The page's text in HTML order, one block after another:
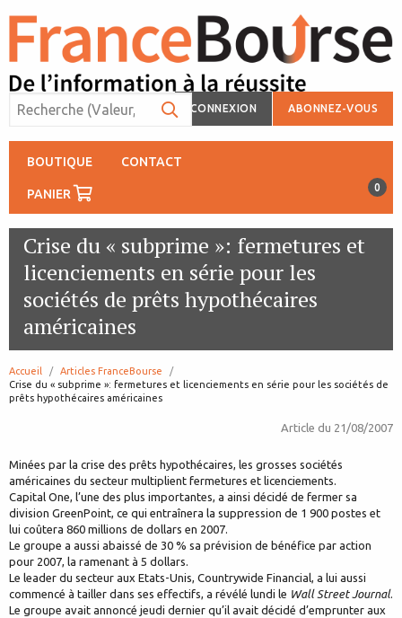
CONNEXION ABONNEZ-VOUS
BOUTIQUE CONTACT
PANIER 0
Crise du « subprime »: fermetures et
licenciements en série pour les
sociétés de prêts hypothécaires
américaines
Accueil
Articles FranceBourse
page:
Crise du « subprime »: fermetures et licenciements en série pour les sociétés de
prêts hypothécaires américaines
Article du 21/08/2007
Minées par la crise des prêts hypothécaires, les grosses sociétés
américaines du secteur multiplient fermetures et licenciements.
Capital One, l’une des plus importantes, a ainsi décidé de fermer sa
division GreenPoint, ce qui entraînera la suppression de 1 900 postes et
lui coûtera 860 millions de dollars en 2007.
Le groupe a aussi abaissé de 30 % sa prévision de bénéfice par action
pour 2007, la ramenant à 5 dollars.
Le leader du secteur aux Etats-Unis, Countrywide Financial, a lui aussi
commencé à tailler dans ses effectifs, a révélé lundi le Wall Street Journal.
Le groupe avait annoncé jeudi dernier qu’il avait décidé d’emprunter aux